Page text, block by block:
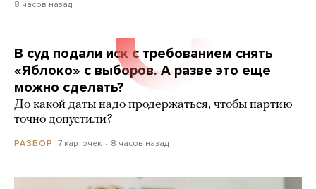
8 часов назад
В суд подали иск с требованием снять
«Яблоко» с выборов. А разве это еще
можно сделать?
До какой даты надо продержаться, чтобы партию
точно допустили?
РАЗБОР 7 карточек 8 часов назад